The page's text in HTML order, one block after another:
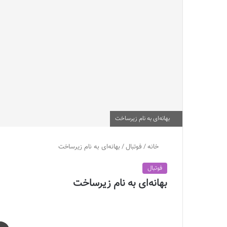
بهانه‌ای به نام زیرساخت
خانه/ فوتبال/ بهانه‌ای به نام زیرساخت
فوتبال
بهانه‌ای به نام زیرساخت